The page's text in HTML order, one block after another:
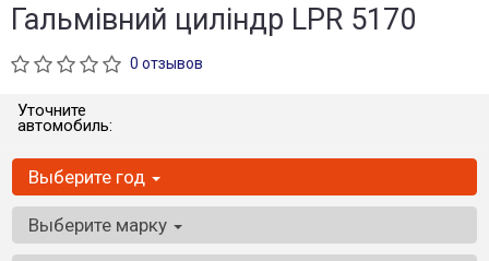
Гальмівний циліндр LPR 5170
0 отзывов
Уточните
автомобиль:
Выберите год
Выберите марку